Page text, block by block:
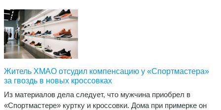
Житель ХМАО отсудил компенсацию у «Спортмастера»
за гвоздь в новых кроссовках
Из материалов дела следует, что мужчина приобрел в
«Спортмастере» куртку и кроссовки. Дома при примерке он